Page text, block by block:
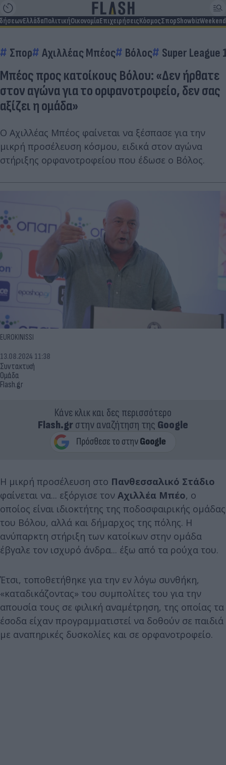
ΕλλάδαΠολιτικήΟικονομίαΕπιχειρήσειςΚόσμοςΣπορShowbizWeekend
Σπορ Αχιλλέας Μπέος Βόλος Super League
Μπέος προς κατοίκους Βόλου: «Δεν ήρθατε
στον αγώνα για το ορφανοτροφείο, δεν σας
αξίζει η ομάδα»
Ο Αχιλλέας Μπέος φαίνεται να ξέσπασε για την
μικρή προσέλευση κόσμου, ειδικά στον αγώνα
στήριξης ορφανοτροφείου που έδωσε ο Βόλος.
EUROKINISSI
Συντακτική
Ομάδα
Flash.gr
13.08.2024 11:38
Κάνε κλικ και δες περισσότερο
Flash.grστην αναζήτηση της Google
Η μικρή προσέλευση στο Πανθεσσαλικό Στάδιο
φαίνεται να... εξόργισε τον Αχιλλέα Μπέο, ο
οποίος είναι ιδιοκτήτης της ποδοσφαιρικής ομάδας
του Βόλου, αλλά και δήμαρχος της πόλης. Η
ανύπαρκτη στήριξη των κατοίκων στην ομάδα
έβγαλε τον ισχυρό άνδρα... έξω από τα ρούχα του.
Έτσι, τοποθετήθηκε για την εν λόγω συνθήκη,
«καταδικάζοντας» του συμπολίτες του για την
απουσία τους σε φιλική αναμέτρηση, της οποίας τα
έσοδα είχαν προγραμματιστεί να δοθούν σε παιδιά
με αναπηρικές δυσκολίες και σε ορφανοτροφείο.